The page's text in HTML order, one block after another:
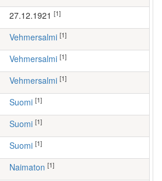
27.12.1921 [1]
Vehmersalmi [1]
Vehmersalmi [1]
Vehmersalmi [1]
Suomi [1]
Suomi [1]
Suomi [1]
Naimaton [1]